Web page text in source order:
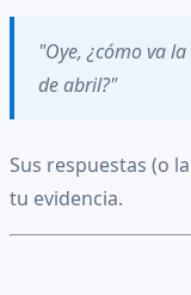
"Oye, ¿cómo va
de abril?"
Sus respuestas (o
tu evidencia.